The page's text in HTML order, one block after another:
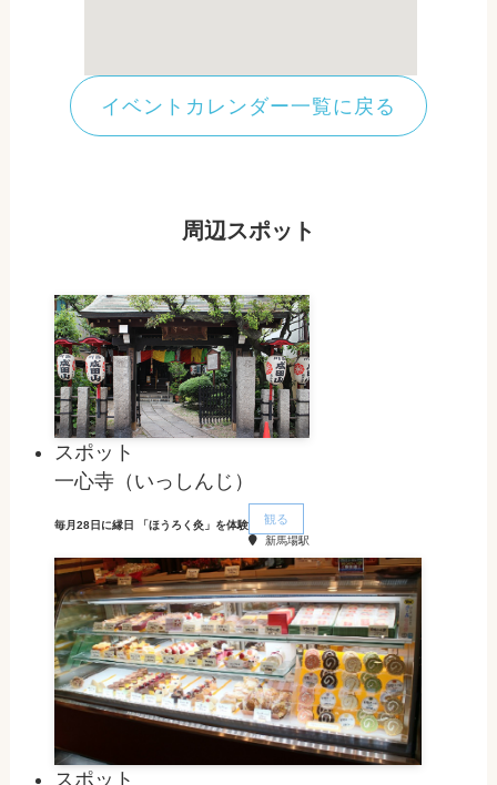
イベントカレンダー一覧に戻る
周辺スポット
スポット
一心寺（いっしんじ）
毎月28日に縁日 「ほうろく灸」を体験 観る
新馬場駅
スポット